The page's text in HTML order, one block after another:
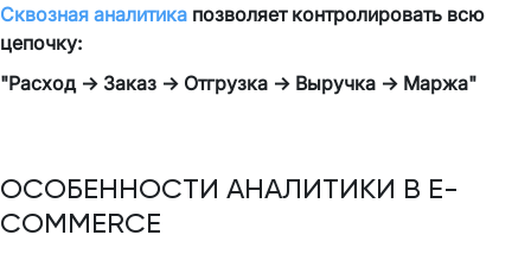
Сквозная аналитика позволяет контролировать всю
цепочку:
"Расход → Заказ → Отгрузка → Выручка → Маржа"
ОСОБЕННОСТИ АНАЛИТИКИ В E-
COMMERCE